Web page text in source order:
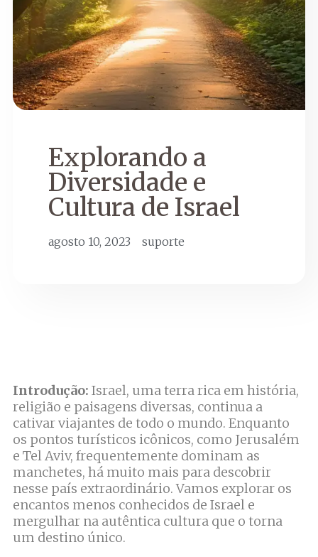
Explorando a
Diversidade e
Cultura de Israel
agosto 10, 2023 suporte
Introdução: Israel, uma terra rica em história,
religião e paisagens diversas, continua a
cativar viajantes de todo o mundo. Enquanto
os pontos turísticos icônicos, como Jerusalém
e Tel Aviv, frequentemente dominam as
manchetes, há muito mais para descobrir
nesse país extraordinário. Vamos explorar os
encantos menos conhecidos de Israel e
mergulhar na autêntica cultura que o torna
um destino único.